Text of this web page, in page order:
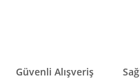
Güvenli Alışveriş